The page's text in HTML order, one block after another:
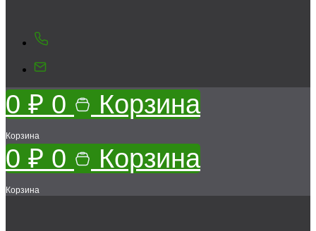
0 ₽ 0 Корзина
Корзина
0 ₽ 0 Корзина
Корзина